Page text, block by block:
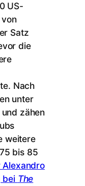
US-
Satz
die
Nach
unter
zähen
weitere
bis 85
bei The